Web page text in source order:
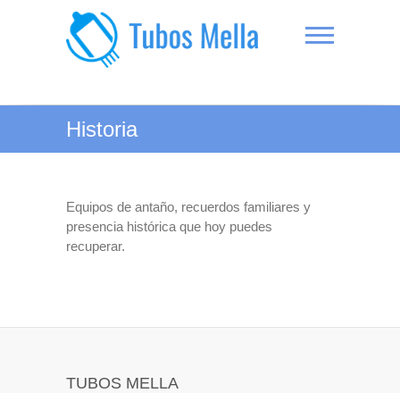
Tubos Mella
Historia
Equipos de antaño, recuerdos familiares y
presencia histórica que hoy puedes
recuperar.
TUBOS MELLA